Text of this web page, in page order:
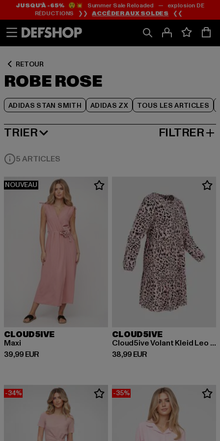
Passer
au
Passer
au
de
JUSQU’À -65%😲💥 Summer Sale Reloaded — explosion DE
RÉDUCTIONS ❯❯ACCÉDER AUX SOLDES ❮❮
RETOUR
ROBE ROSE
ADIDAS STAN SMITH ADIDAS ZX TOUS LES ARTICLES
Passer
au
de
TRIER
MEILLEURES VENTES FILTRER
5 ARTICLES
NOUVEAU
CLOUD5IVE
Maxi
39,99 EUR
Prix courant: 39,99 EUR
CLOUD5IVE
Cloud5ive Volant Kleid Leo Print
38,99 EUR
Prix courant: 38,99 EUR
-34% -35%